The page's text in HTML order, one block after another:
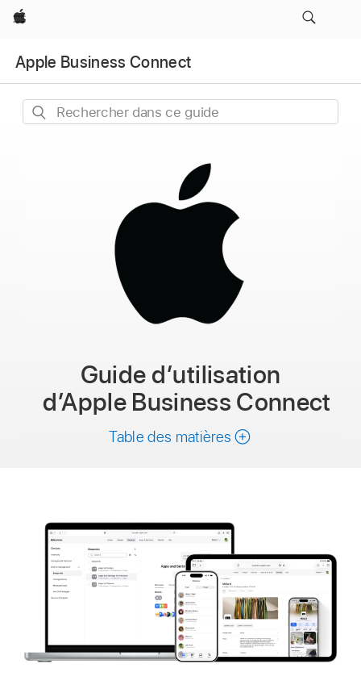
Apple
Apple Business Connect
Rechercher
Guide d’utilisation
d’Apple Business Connect
Table des matières